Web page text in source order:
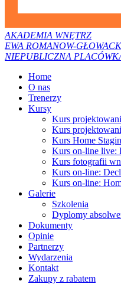
AKADEMIA WNĘTRZ
EWA ROMANOW-
NIEPUBLICZNA
Home
O nas
Trenerzy
Kursy
Kurs
Kurs
Kurs Home
Kurs on-line live:
Kurs fotografii
Kurs on-line:
Kurs on-line:
Galerie
Szkolenia
Dyplomy
Dokumenty
Opinie
Partnerzy
Wydarzenia
Kontakt
Zakupy z rabatem